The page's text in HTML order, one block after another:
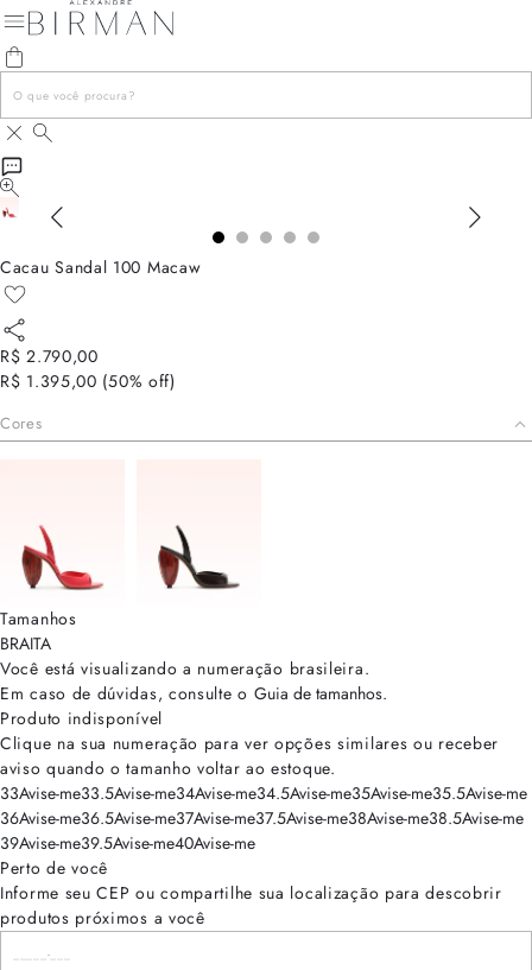
Cacau Sandal 100 Macaw
R$ 2.790,00
R$ 1.395,00 (50% off)
Cores
Tamanhos
BRAITA
Você está visualizando a numeração brasileira.
Em caso de dúvidas, consulte o Guia de tamanhos.
Produto indisponível
Clique na sua numeração para ver opções similares ou receber
aviso quando o tamanho voltar ao estoque.
33Avise-me33.5Avise-me34Avise-me34.5Avise-me35Avise-me35.5Avise-me
36Avise-me36.5Avise-me37Avise-me37.5Avise-me38Avise-me38.5Avise-me
39Avise-me39.5Avise-me40Avise-me
Perto de você
Informe seu CEP ou compartilhe sua localização para descobrir
produtos próximos a você